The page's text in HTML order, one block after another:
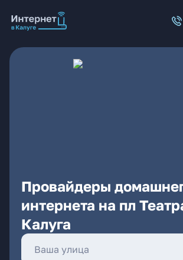
Провайдеры
интернета на пл
Калуга